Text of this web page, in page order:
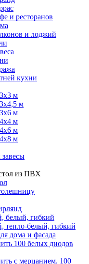
и ресторанов
и лоджий
кухни
м
м
м
м
м
м
из ПВХ
белый, гибкий
тепло-белый, гибкий
дома и фасада
100 белых диодов
с мерцанием, 100